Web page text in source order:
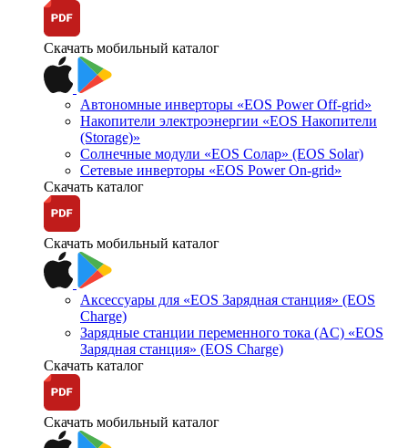
Скачать мобильный каталог
Автономные инверторы «EOS Power Off-grid»
Накопители электроэнергии «EOS Накопители
(Storage)»
Солнечные модули «EOS Солар» (EOS Solar)
Сетевые инверторы «EOS Power On-grid»
Скачать каталог
Скачать мобильный каталог
Аксессуары для «EOS Зарядная станция» (EOS
Charge)
Зарядные станции переменного тока (AC) «EOS
Зарядная станция» (EOS Charge)
Скачать каталог
Скачать мобильный каталог